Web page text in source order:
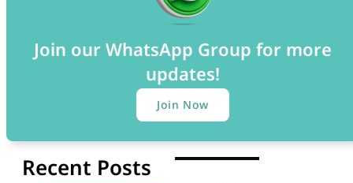
Join our WhatsApp Group for more
updates!
Join Now
Recent Posts